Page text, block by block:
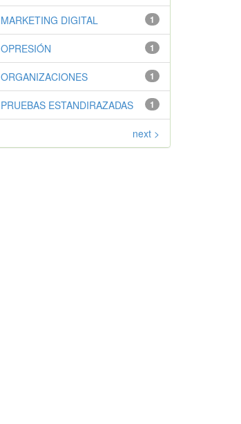
1
MARKETING DIGITAL
1
OPRESIÓN
1
ORGANIZACIONES
1
PRUEBAS ESTANDIRAZADAS
next >